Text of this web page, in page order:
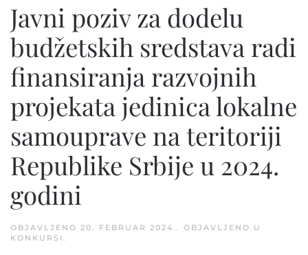
Javni poziv za dodelu
budžetskih sredstava radi
finansiranja razvojnih
projekata jedinica lokalne
samouprave na teritoriji
Republike Srbije u 2024.
godini
OBJAVLJENO 20. FEBRUAR 2024. . OBJAVLJENO U
KONKURSI .